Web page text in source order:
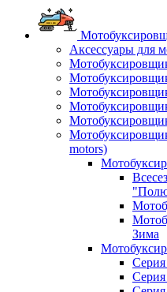
Аксессуары для
motors)
Зима
Серия